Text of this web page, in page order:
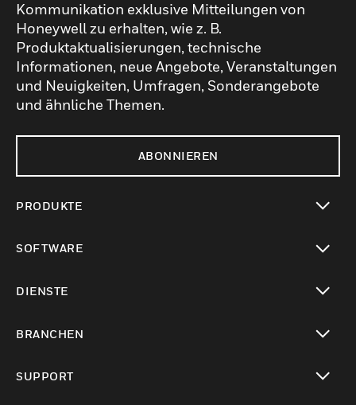
Kommunikation exklusive Mitteilungen von
Honeywell zu erhalten, wie z. B.
Produktaktualisierungen, technische
Informationen, neue Angebote, Veranstaltungen
und Neuigkeiten, Umfragen, Sonderangebote
und ähnliche Themen.
ABONNIEREN
PRODUKTE
SOFTWARE
DIENSTE
BRANCHEN
SUPPORT